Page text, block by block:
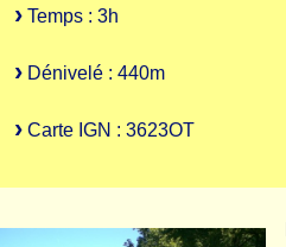
Temps : 3h
Dénivelé : 440m
Carte IGN : 3623OT